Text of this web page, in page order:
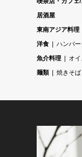
居酒屋
東南アジア料理
洋食
ハンバ
魚介料理
オ
麺類
焼きそば